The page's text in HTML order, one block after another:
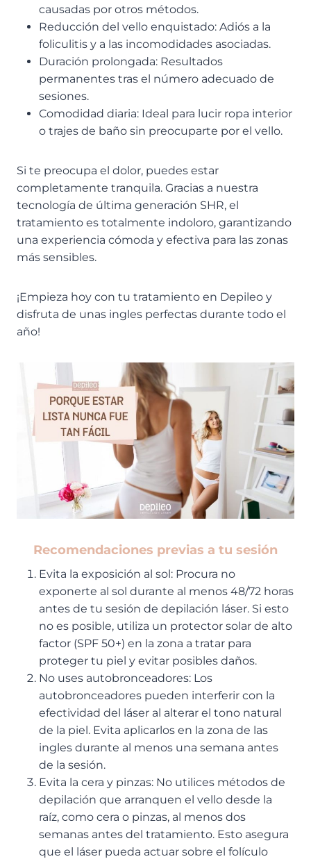
causadas por otros métodos.
Reducción del vello enquistado: Adiós a la
foliculitis y a las incomodidades asociadas.
Duración prolongada: Resultados
permanentes tras el número adecuado de
sesiones.
Comodidad diaria: Ideal para lucir ropa interior
o trajes de baño sin preocuparte por el vello.
Si te preocupa el dolor, puedes estar
completamente tranquila. Gracias a nuestra
tecnología de última generación SHR, el
tratamiento es totalmente indoloro, garantizando
una experiencia cómoda y efectiva para las zonas
más sensibles.
¡Empieza hoy con tu tratamiento en Depileo y
disfruta de unas ingles perfectas durante todo el
año!
Recomendaciones previas a tu sesión
Evita la exposición al sol: Procura no
exponerte al sol durante al menos 48/72 horas
antes de tu sesión de depilación láser. Si esto
no es posible, utiliza un protector solar de alto
factor (SPF 50+) en la zona a tratar para
proteger tu piel y evitar posibles daños.
No uses autobronceadores: Los
autobronceadores pueden interferir con la
efectividad del láser al alterar el tono natural
de la piel. Evita aplicarlos en la zona de las
ingles durante al menos una semana antes
de la sesión.
Evita la cera y pinzas: No utilices métodos de
depilación que arranquen el vello desde la
raíz, como cera o pinzas, al menos dos
semanas antes del tratamiento. Esto asegura
que el láser pueda actuar sobre el folículo